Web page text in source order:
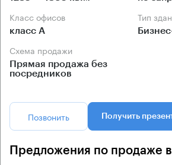
Класс офисов
класс А
Тип
Схема продажи
Прямая продажа без
посредников
Позвонить Получить
Предложения по продаже